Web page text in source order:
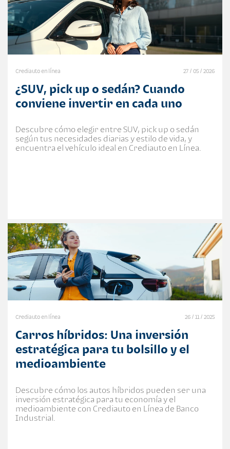
Crediauto en línea 27 / 05 / 2026
¿SUV, pick up o sedán? Cuando
conviene invertir en cada uno
Descubre cómo elegir entre SUV, pick up o sedán
según tus necesidades diarias y estilo de vida, y
encuentra el vehículo ideal en Crediauto en Línea.
Crediauto en línea 26 / 11 / 2025
Carros híbridos: Una inversión
estratégica para tu bolsillo y el
medioambiente
Descubre cómo los autos híbridos pueden ser una
inversión estratégica para tu economía y el
medioambiente con Crediauto en Línea de Banco
Industrial.